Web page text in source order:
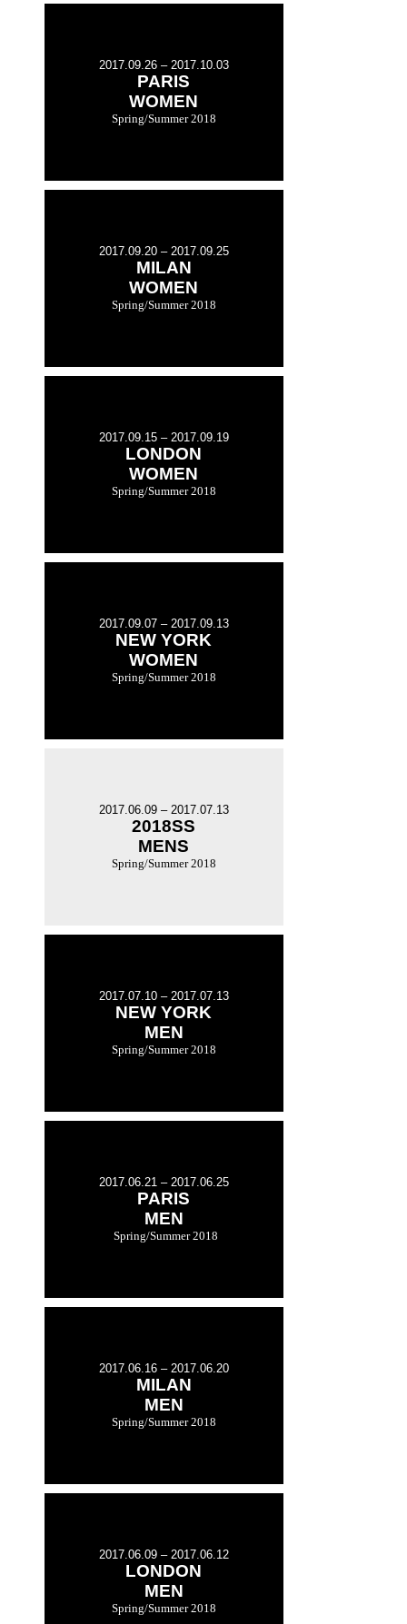
2017.09.26 – 2017.10.03
PARIS
WOMEN
Spring/Summer 2018
2017.09.20 – 2017.09.25
MILAN
WOMEN
Spring/Summer 2018
2017.09.15 – 2017.09.19
LONDON
WOMEN
Spring/Summer 2018
2017.09.07 – 2017.09.13
NEW YORK
WOMEN
Spring/Summer 2018
2017.06.09 – 2017.07.13
2018SS
MENS
Spring/Summer 2018
2017.07.10 – 2017.07.13
NEW YORK
MEN
Spring/Summer 2018
2017.06.21 – 2017.06.25
PARIS
MEN
Spring/Summer 2018
2017.06.16 – 2017.06.20
MILAN
MEN
Spring/Summer 2018
2017.06.09 – 2017.06.12
LONDON
MEN
Spring/Summer 2018